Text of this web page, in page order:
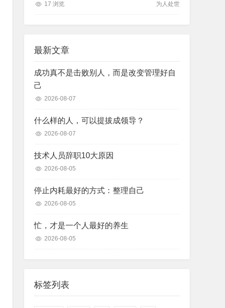
17 浏览 为人处世
最新文章
成功真不是击败别人，而是改变管理好自
己
2026-08-07
什么样的人，可以提拔成领导？
2026-08-07
技术人员辞职10大原因
2026-08-05
停止内耗最好的方式：整理自己
2026-08-05
忙，才是一个人最好的养生
2026-08-05
标签列表